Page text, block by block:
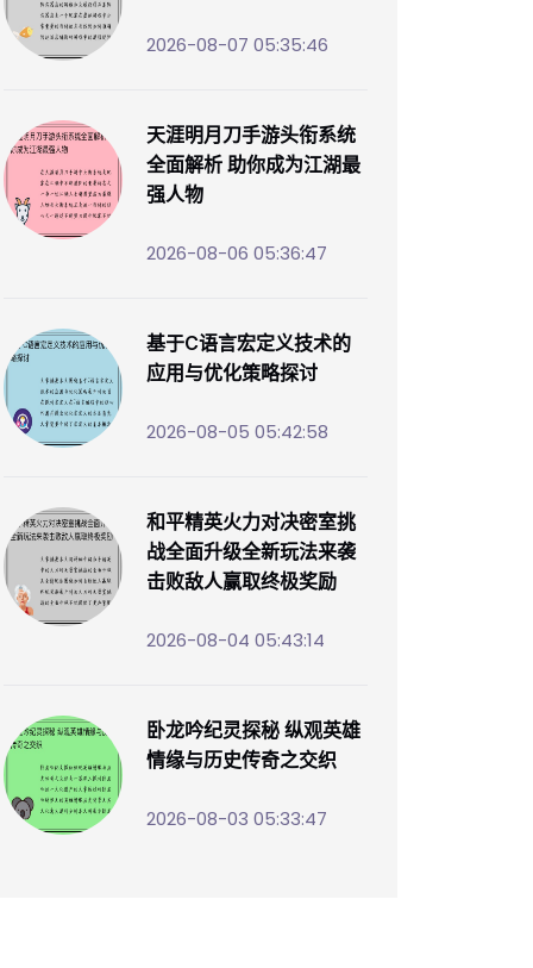
2026-08-07 05:35:46
天涯明月刀手游头衔系统
全面解析 助你成为江湖最
强人物
2026-08-06 05:36:47
基于C语言宏定义技术的
应用与优化策略探讨
2026-08-05 05:42:58
和平精英火力对决密室挑
战全面升级全新玩法来袭
击败敌人赢取终极奖励
2026-08-04 05:43:14
卧龙吟纪灵探秘 纵观英雄
情缘与历史传奇之交织
2026-08-03 05:33:47